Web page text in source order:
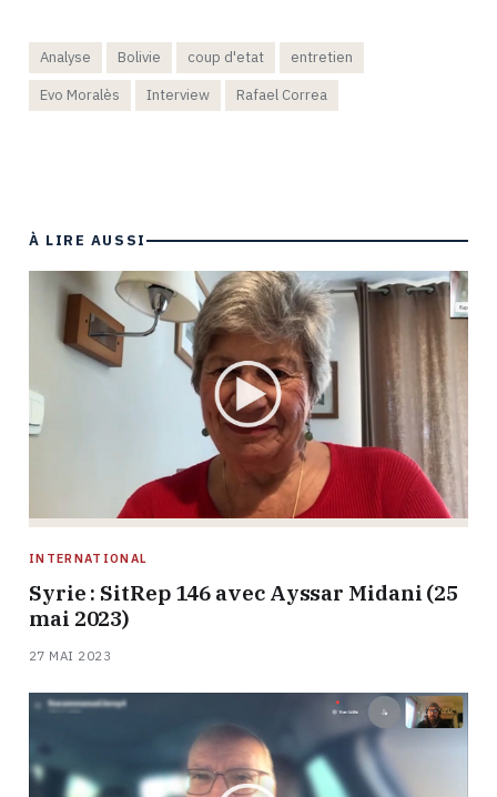
Analyse Bolivie coup d'etat
entretien
Evo Moralès
Interview Rafael Correa
À LIRE AUSSI
INTERNATIONAL
Syrie : SitRep 146 avec Ayssar Midani (25
mai 2023)
27 MAI 2023